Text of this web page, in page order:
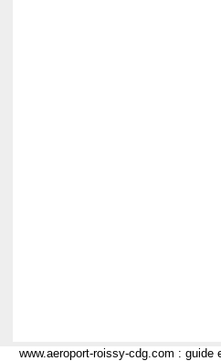
www.aeroport-roissy-cdg.com :